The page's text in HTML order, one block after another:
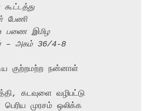
பேணி
பணை இமிழ
– அகம் 36/4-8
குற்றமற்ற நன்னாள்
கடவுளை வழிபட்டு
முரசம் ஒலிக்க